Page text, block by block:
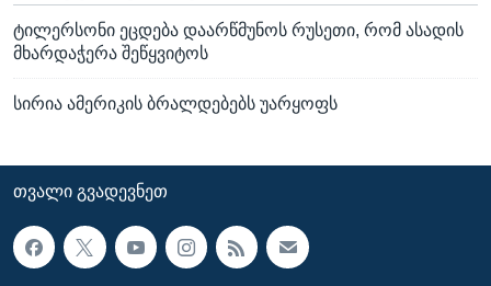
ტილერსონი ეცდება დაარწმუნოს რუსეთი, რომ ასადის
მხარდაჭერა შეწყვიტოს
სირია ამერიკის ბრალდებებს უარყოფს
ᲗᲕᲐᲚᲘ ᲒᲕᲐᲓᲔᲕᲜᲔᲗ